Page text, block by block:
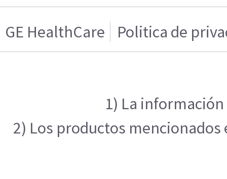
GE HealthCare Politica de
1) La
2) Los productos